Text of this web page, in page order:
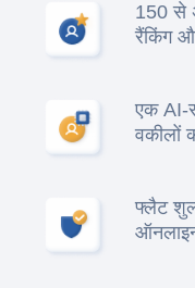
150 से
रैंकिंग
एक AI-
वकीलों
फ्लैट